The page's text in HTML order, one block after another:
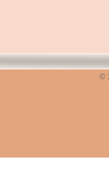
©